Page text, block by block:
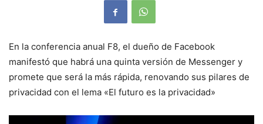
En la conferencia anual F8, el dueño de Facebook
manifestó que habrá una quinta versión de Messenger y
promete que será la más rápida, renovando sus pilares de
privacidad con el lema «El futuro es la privacidad»